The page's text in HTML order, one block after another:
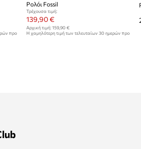
προ
Ρολόι Fossil
Τρέχουσα τιμή:
139,90 €
Αρχική τιμή:159,90 €
Η χαμηλότερη τιμή των τελευταίων 30 ημερών προ